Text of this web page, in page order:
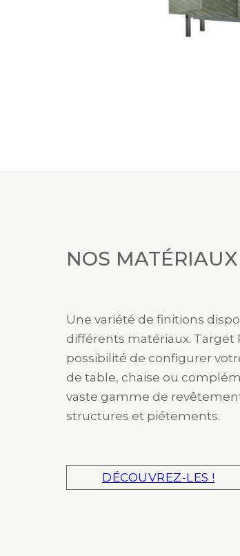
NOS MATÉRIAUX
Une variété de finitions
différents matériaux. Target
possibilité de configurer
de table, chaise ou
vaste gamme de
structures et piétements.
DÉCOUVREZ-LES !